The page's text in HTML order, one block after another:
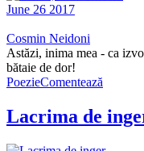
June 26 2017
Cosmin Neidoni
Astăzi, inima mea - ca
bătaie de dor!
PoezieComentează
Lacrima de